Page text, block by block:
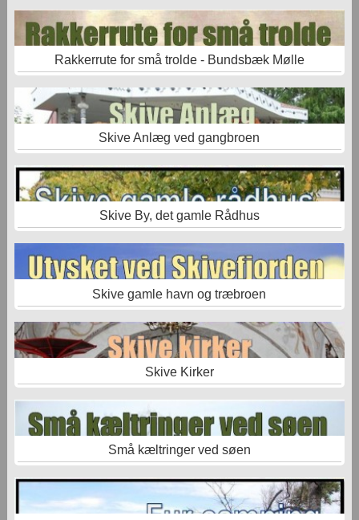
Rakkerrute for små trolde - Bundsbæk Mølle
Skive Anlæg ved gangbroen
Skive By, det gamle Rådhus
Skive gamle havn og træbroen
Skive Kirker
Små kæltringer ved søen